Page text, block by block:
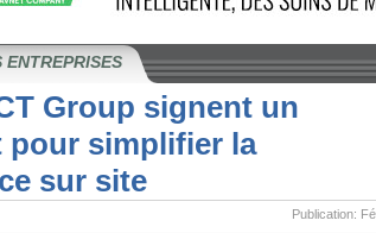
Group signent un
pour simplifier la
sur site
Publication: